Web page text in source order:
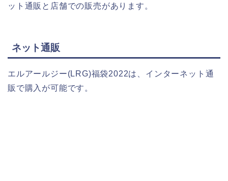
ット通販と店舗での販売があります。
ネット通販
エルアールジー(LRG)福袋2022は、インターネット通
販で購入が可能です。